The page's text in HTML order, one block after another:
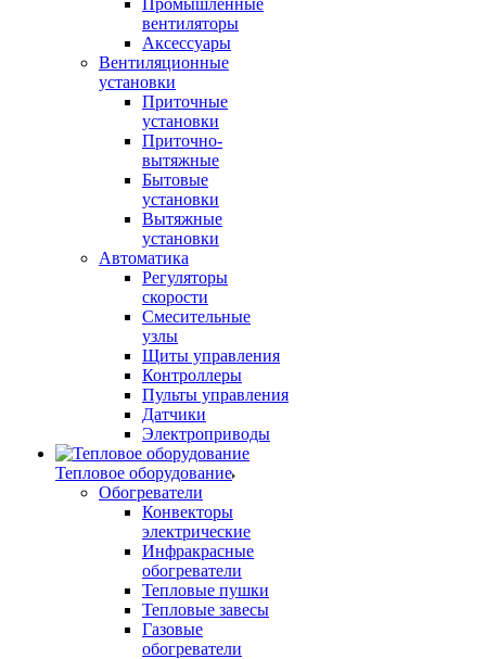
Промышленные
вентиляторы
Аксессуары
Вентиляционные
установки
Приточные
установки
Приточно-
вытяжные
Бытовые
установки
Вытяжные
установки
Автоматика
Регуляторы
скорости
Смесительные
узлы
Щиты управления
Контроллеры
Пульты управления
Датчики
Электроприводы
Тепловое оборудование
Обогреватели
Конвекторы
электрические
Инфракрасные
обогреватели
Тепловые пушки
Тепловые завесы
Газовые
обогреватели